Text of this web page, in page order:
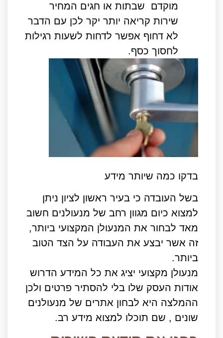
מוקדם שבתות או חגים המחיר
שירות קריאה יותר יקר לכן עם הדבר
לא דחוף אפשר לדחות לשעות רגילות
לחסוך כסף.
בדקו כמה שיותר מידע
בשל העובדה כי בעיר ראשון לציון ניתן
למצוא כיום מגוון רחב של מנעולנים חשוב
מאד לבחור את המנעולן המקצועי ביותר,
זה אשר יבצע את העבודה על הצד הטוב
ביותר.
מנעולן מקצועי יציג את כל המידע הדרוש
אודות העסק שלו בלי להסתיר פרטים ולכן
ההמלצה היא לבחון אתרים של מנעולנים
שונים , שם תוכלו למצוא מידע רב.